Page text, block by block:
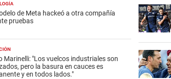
de Meta hackeó a otra compañía
pruebas
Marinelli: "Los vuelcos industriales son
pero la basura en cauces es
y en todos lados."